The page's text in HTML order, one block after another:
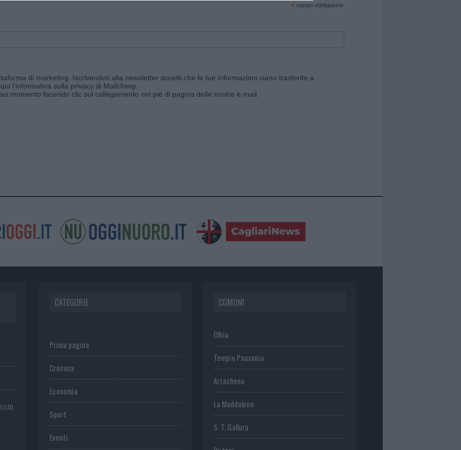
* campo obbligatorio
di marketing. Iscrivendoti alla newsletter accetti che le tue informazioni siano trasferite a
l'informativa sulla privacy di Mailchimp
momento facendo clic sul collegamento nel piè di pagina delle nostre e-mail.
CATEGORIE
Prima pagina
Cronaca
Economia
Sport
Eventi
COMUNI
Olbia
Tempio Pausania
Arzachena
La Maddalena
S. T. Gallura